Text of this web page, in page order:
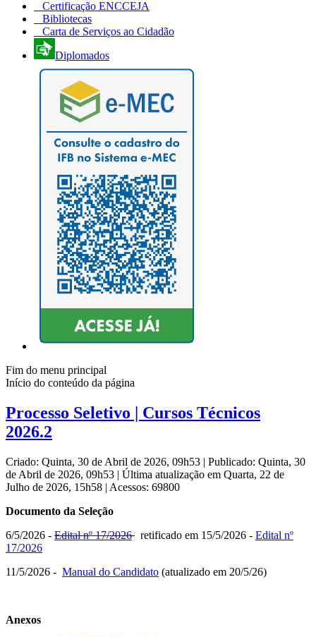
Certificação ENCCEJA
Bibliotecas
Carta de Serviços ao Cidadão
Diplomados
Fim do menu principal
Início do conteúdo da página
Processo Seletivo | Cursos Técnicos
2026.2
Criado: Quinta, 30 de Abril de 2026, 09h53 | Publicado: Quinta, 30
de Abril de 2026, 09h53 | Última atualização em Quarta, 22 de
Julho de 2026, 15h58 | Acessos: 69800
Documento da Seleção
6/5/2026 - Edital nº 17/2026 retificado em 15/5/2026 - Edital nº
17/2026
11/5/2026 - Manual do Candidato (atualizado em 20/5/26)
Anexos